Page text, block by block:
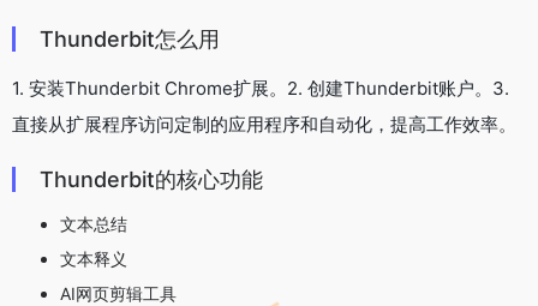
Thunderbit怎么用
1. 安装Thunderbit Chrome扩展。2. 创建Thunderbit账户。3.
直接从扩展程序访问定制的应用程序和自动化，提高工作效率。
Thunderbit的核心功能
文本总结
文本释义
AI网页剪辑工具